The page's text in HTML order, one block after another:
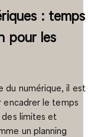
: temps
pour les
du numérique, il est
encadrer le temps
des limites et
un planning